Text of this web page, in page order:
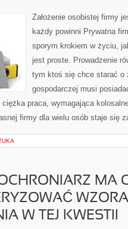
Założenie osobistej firmy
każdy powinni Prywatna
sporym krokiem w życiu,
jest proste. Prowadzenie
tym ktoś się chce starać o
gospodarczej musi
praca, wymagająca
firmy dla wielu osób staje się
MA
W TEJ KWESTII